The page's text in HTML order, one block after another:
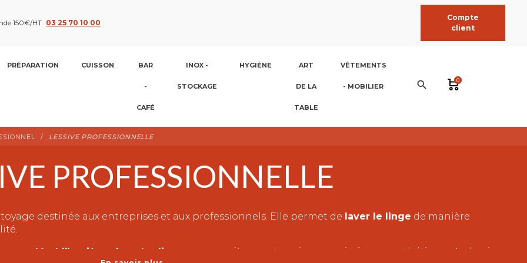
150€/HT 03 25 70 10 00
Compte
client
PRÉPARATION CUISSON BAR
-
CAFÉ
INOX -
STOCKAGE
HYGIÈNE ART
DE LA
TABLE
VÊTEMENTS
- MOBILIER search 0
LESSIVE PROFESSIONNELLE
PROFESSIONNELLE
destinée aux entreprises et aux professionnels. Elle permet de laver le linge de manière
propreté et l'hygiène de votre linge
, que ce soit pour des raisons sanitaires ou esthétiques. La lessive